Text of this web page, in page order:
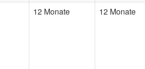
12 Monate 12 Monate